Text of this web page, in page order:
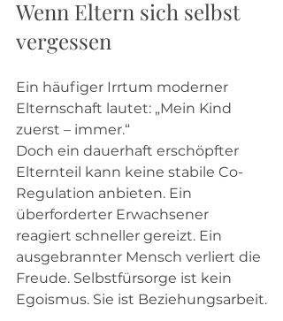
Wenn Eltern sich selbst
vergessen
Ein häufiger Irrtum moderner
Elternschaft lautet: „Mein Kind
zuerst – immer.“
Doch ein dauerhaft erschöpfter
Elternteil kann keine stabile Co-
Regulation anbieten. Ein
überforderter Erwachsener
reagiert schneller gereizt. Ein
ausgebrannter Mensch verliert die
Freude. Selbstfürsorge ist kein
Egoismus. Sie ist Beziehungsarbeit.